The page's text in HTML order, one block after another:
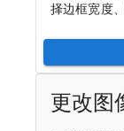
择边框宽度
更改图